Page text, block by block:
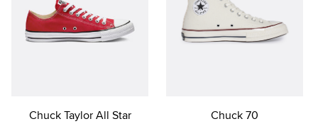
Chuck Taylor All Star Chuck 70